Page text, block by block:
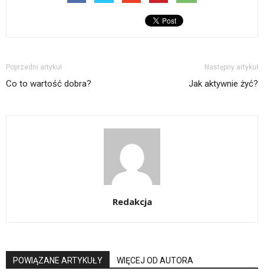
Poprzedni artykuł
Co to wartość dobra?
Następny artykuł
Jak aktywnie żyć?
Redakcja
POWIĄZANE ARTYKUŁY WIĘCEJ OD AUTORA